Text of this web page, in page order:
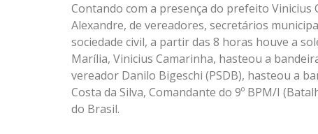
Contando com a presença do prefeito Vinicius
Alexandre, de vereadores, secretários
sociedade civil, a partir das 8 horas houve a
Marília, Vinicius Camarinha, hasteou a
vereador Danilo Bigeschi (PSDB), hasteou a
Costa da Silva, Comandante do 9º BPM/I
do Brasil.